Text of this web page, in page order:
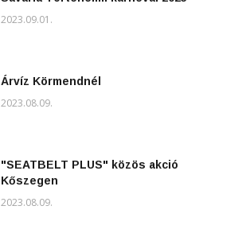
2023.09.01.
Árvíz Körmendnél
2023.08.09.
"SEATBELT PLUS" közös akció
Kőszegen
2023.08.09.